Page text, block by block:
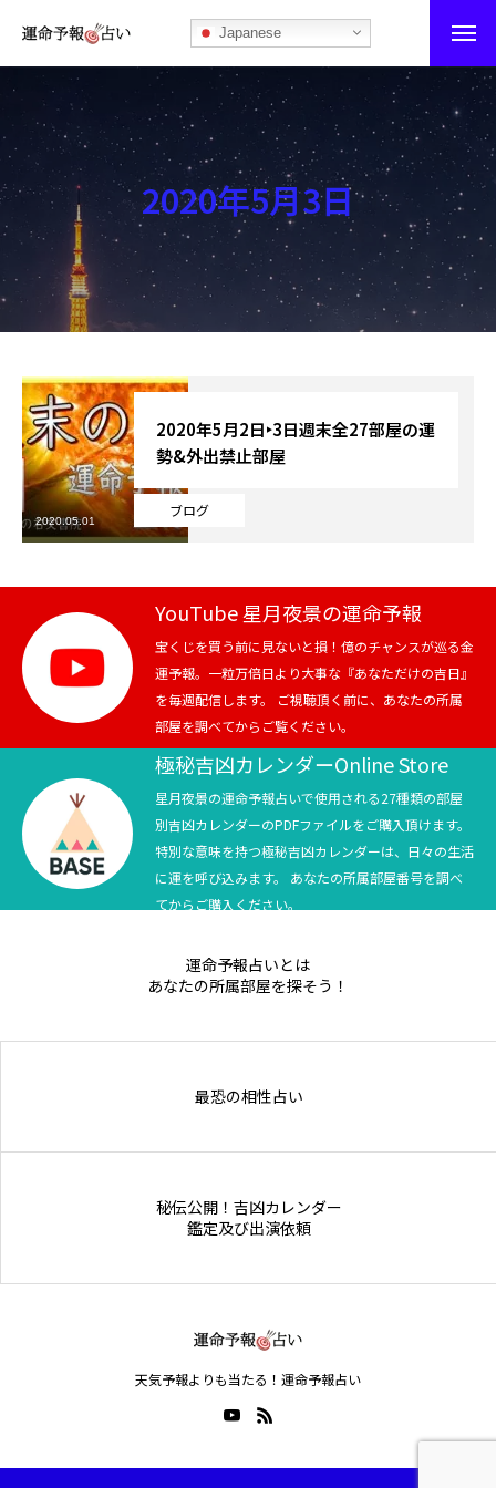
Japanese
運命予報占い
運命予報占いとは
あなたの所属部屋を探そう！
最恐の相性占い
秘伝公開！吉凶カレンダー
記事カテゴリー
ブログ
お知らせ
芸能界
テニス
スポーツ
競馬
テニス四大大会・五輪
テニス四大大会・五輪
2020年5月3日
ブログ
2020年5月2日‣3日週末全27部屋の運
勢&外出禁止部屋
2020.05.01
YouTube 星月夜景の運命予報
宝くじを買う前に見ないと損！億のチャンスが巡る金
運予報。一粒万倍日より大事な『あなただけの吉日』
を毎週配信します。 ご視聴頂く前に、あなたの所属
部屋を調べてからご覧ください。
極秘吉凶カレンダーOnline Store
星月夜景の運命予報占いで使用される27種類の部屋
別吉凶カレンダーのPDFファイルをご購入頂けます。
特別な意味を持つ極秘吉凶カレンダーは、日々の生活
に運を呼び込みます。 あなたの所属部屋番号を調べ
てからご購入ください。
運命予報占いとは
あなたの所属部屋を探そう！
最恐の相性占い
秘伝公開！吉凶カレンダー
鑑定及び出演依頼
天気予報よりも当たる！運命予報占い